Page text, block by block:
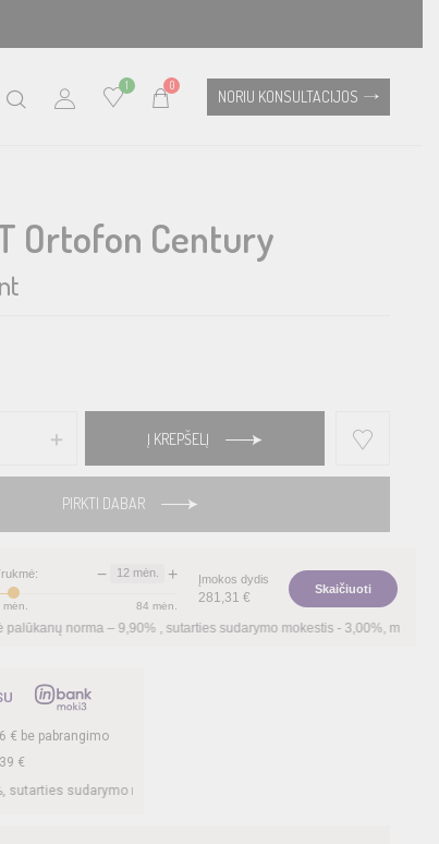
1 0
NORIU KONSULTACIJOS
Ortofon Century
Į KREPŠELĮ
PIRKTI DABAR
− 12mėn. +
mėn. 84 mėn.
Įmokos dydis
281,31 €
Skaičiuoti
, sutarties sudarymo mokestis -3,00 %, mėnesio sutarties mokestis –
€ be pabrangimo
€
- 3%, mėnesio sutarties mokestis –